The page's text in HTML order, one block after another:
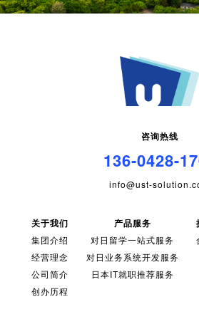
咨询热线
136-0428-
info@ust-
关于我们
集团介绍
经营理念
公司简介
创办历程
产品服务
对日留学一站式服务
对日业务系统开发服务
日本IT就职推荐服务